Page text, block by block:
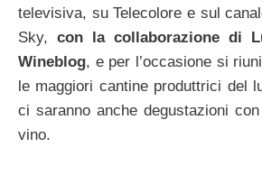
televisiva, su Telecolore e sul
Sky, con la collaborazione di
Wineblog, e per l’occasione si
le maggiori cantine produttrici del
ci saranno anche degustazioni
vino.